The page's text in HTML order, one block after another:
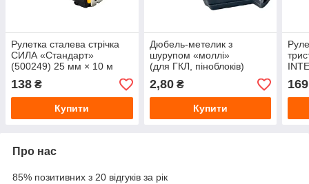
Рулетка сталева стрічка
СИЛА «Стандарт»
(500249) 25 мм × 10 м
138 ₴
Купити
Дюбель-метелик з
шурупом «моллі»
(для ГКЛ, піноблоків)
10×50
2,80₴
Купити
мм
169
Про нас
85% позитивних з 20 відгуків за рік